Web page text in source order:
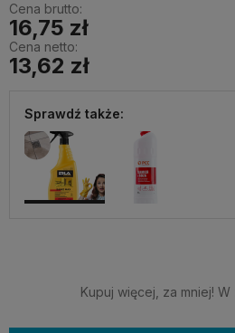
Cena brutto:
16,75 zł
Cena netto:
13,62 zł
Sprawdź także:
Kupuj więcej, za mniej!